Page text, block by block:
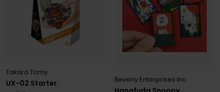
UX-02 Starter
Takara Tomy
Beverly Enterprises Inc.